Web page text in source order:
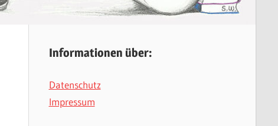
Informationen über:
Datenschutz
Impressum